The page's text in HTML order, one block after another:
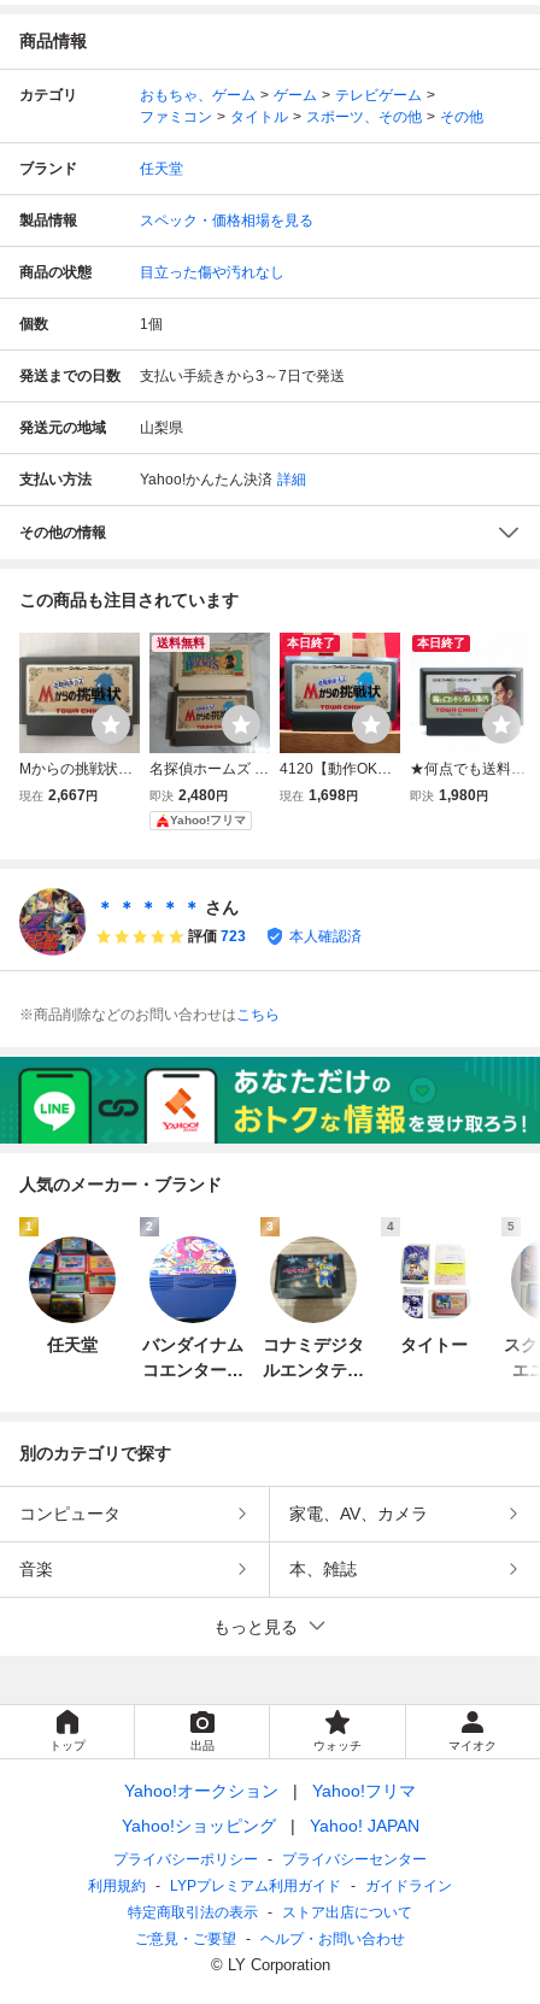
商品情報
カテゴリ おもちゃ、ゲーム ゲーム
テレビゲーム
ファミコン
タイトル スポーツ、その他 その他
ブランド 任天堂
製品情報 スペック・価格相場を見る
商品の状態 目立った傷や汚れなし
個数 1個
発送までの日数 支払い手続きから3～7日で発送
発送元の地域 山梨県
支払い方法 Yahoo!かんたん決済 詳細
その他の情報
この商品も注目されています
Mからの挑戦状
名探偵ホームズ
現在 2,667円
送料無料
名探偵ホームズ 伯
爵令嬢誘拐事件 M
からの挑戦状 ファ
ミコンソフト セッ
即決 2,480円
Yahoo!フリマ
本日終了
4120【動作OK】
名探偵ホームズ M
現在 1,698円
本日終了
★何点でも送料１
８５円★ 名探偵ホ
即決 1,980円
＊ ＊ ＊ ＊ ＊ さん
評価 723 本人確認済
※商品削除などのお問い合わせはこちら
人気のメーカー・ブランド
1
任天堂
2
バンダイナム
コエンターテ
3
コナミデジタ
ルエンタテイ
4
タイトー
5
ス
エ
別のカテゴリで探す
コンピュータ 家電、AV、カメラ
音楽 本、雑誌
もっと見る
トップ 出品 ウォッチ マイオク
Yahoo!オークション
Yahoo!フリマ
Yahoo!ショッピング
Yahoo! JAPAN
プライバシーポリシー
プライバシーセンター
利用規約
LYPプレミアム利用ガイド
ガイドライン
特定商取引法の表示
ストア出店について
ご意見・ご要望
ヘルプ・お問い合わせ
© LY Corporation